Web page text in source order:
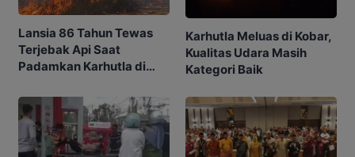
Lansia 86 Tahun Tewas
Terjebak Api Saat
Padamkan Karhutla di
Karhutla Meluas di Kobar,
Kualitas Udara Masih
Kategori Baik